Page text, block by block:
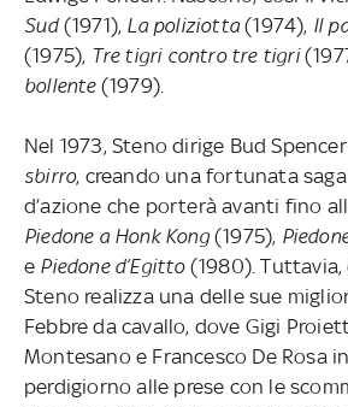
Sud(1971), La poliziotta(1974), Il
(1975), Tre tigri contro tre tigri
bollente(1979).
Nel 1973, Steno dirige Bud
sbirro, creando una fortunata
d’azione che porterà avanti fino
Piedone a Honk Kong(1975),
e Piedone d’Egitto(1980). Tuttavia,
Steno realizza una delle sue
Febbre da cavallo, dove Gigi
Montesano e Francesco De Rosa
perdigiorno alle prese con le